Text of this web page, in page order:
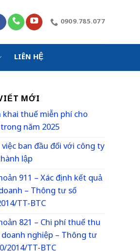
0909.785.077
LIÊN HỆ
MỚI
khai thuế miễn phí cho
năm 2025
ban đầu đối với công ty
lập
911 – Xác định kết quả
– Thông tư số
TT-BTC
821 – Chi phí thuế thu
nghiệp – Thông tư